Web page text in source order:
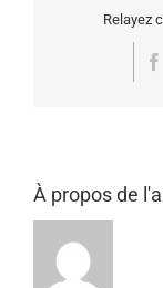
Relayez
À propos de